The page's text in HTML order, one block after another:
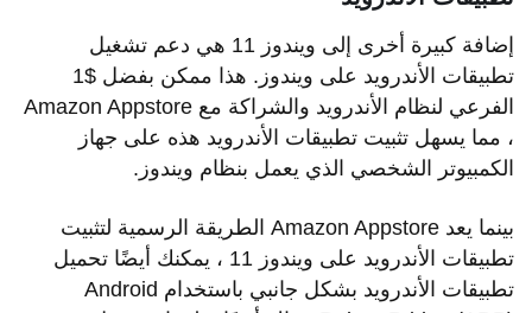
إضافة كبيرة أخرى إلى ويندوز 11 هي دعم تشغيل
تطبيقات الأندرويد على ويندوز. هذا ممكن بفضل $1
الفرعي لنظام الأندرويد والشراكة مع Amazon Appstore
، مما يسهل تثبيت تطبيقات الأندرويد هذه على جهاز
الكمبيوتر الشخصي الذي يعمل بنظام ويندوز.
بينما يعد Amazon Appstore الطريقة الرسمية لتثبيت
تطبيقات الأندرويد على ويندوز 11 ، يمكنك أيضًا تحميل
تطبيقات الأندرويد بشكل جانبي باستخدام Android